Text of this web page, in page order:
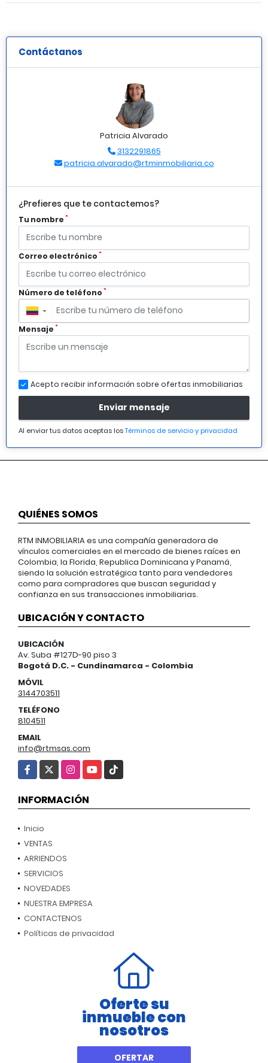
Contáctanos
Patricia Alvarado
3132291865
patricia.alvarado@rtminmobiliaria.co
¿Prefieres que te contactemos?
Tu nombre *
Correo electrónico *
Número de teléfono *
▼
Mensaje *
Acepto recibir información sobre ofertas inmobiliarias
Enviar mensaje
Al enviar tus datos aceptas losTérminos de servicio y privacidad
QUIÉNES SOMOS
RTM INMOBILIARIA es una compañía generadora de
vínculos comerciales en el mercado de bienes raíces en
Colombia, la Florida, Republica Dominicana y Panamá,
siendo la solución estratégica tanto para vendedores
como para compradores que buscan seguridad y
confianza en sus transacciones inmobiliarias.
UBICACIÓN Y CONTACTO
UBICACIÓN
Av. Suba #127D-90 piso 3
Bogotá D.C. - Cundinamarca - Colombia
MÓVIL
3144703511
TELÉFONO
8104511
EMAIL
info@rtmsas.com
Facebook
X Instagram
YouTube
TikTok
INFORMACIÓN
Inicio
VENTAS
ARRIENDOS
SERVICIOS
NOVEDADES
NUESTRA EMPRESA
CONTACTENOS
Políticas de privacidad
Oferte su
inmueble con
nosotros
OFERTAR